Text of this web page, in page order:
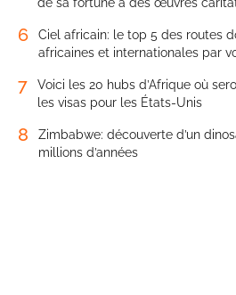
6
Ciel africain: le top 5 des routes
africaines et internationales par
7
Voici les 20 hubs d’Afrique où
les visas pour les États-Unis
8
Zimbabwe: découverte d’un
millions d’années